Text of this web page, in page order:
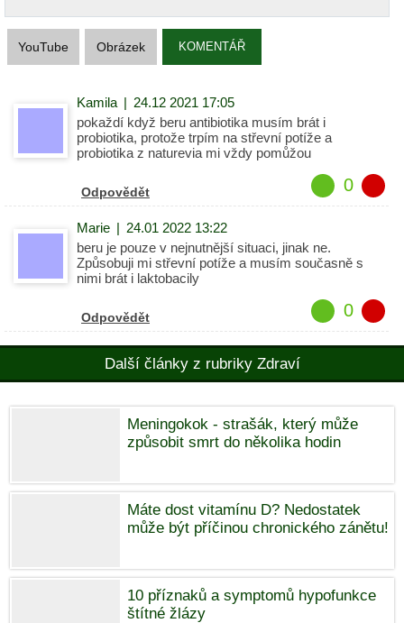
YouTube Obrázek KOMENTÁŘ
Kamila | 24.12 2021 17:05
pokaždí když beru antibiotika musím brát i
probiotika, protože trpím na střevní potíže a
probiotika z naturevia mi vždy pomůžou
Odpovědět 0
Marie | 24.01 2022 13:22
beru je pouze v nejnutnější situaci, jinak ne.
Způsobuji mi střevní potíže a musím současně s
nimi brát i laktobacily
Odpovědět 0
Další články z rubriky Zdraví
Meningokok - strašák, který může
způsobit smrt do několika hodin
Máte dost vitamínu D? Nedostatek
může být příčinou chronického zánětu!
10 příznaků a symptomů hypofunkce
štítné žlázy